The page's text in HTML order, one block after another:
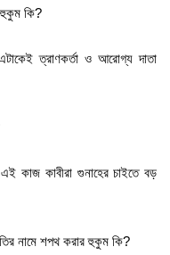
হুকুম কি?
ত্রাণকর্তা ও আরোগ্য দাতা
কাজ কাবীরা গুনাহের চাইতে বড়
নামে শপথ করার হুকুম কি?